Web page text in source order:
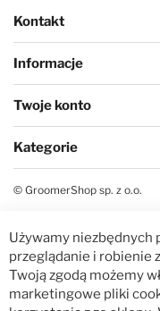
Maty, ręczniki chłodzące
Ringówki, łańcuszki
Trening i sport
Na pchły i kleszcze
Dla koni
Na skaleczenia
Preparaty na owady
Zestawy
Kontakt
Informacje
Twoje konto
Kategorie
© GroomerShop sp. z o.o.
Używamy niezbędnych
przeglądanie i robienie
Twoją zgodą możemy
marketingowe pliki